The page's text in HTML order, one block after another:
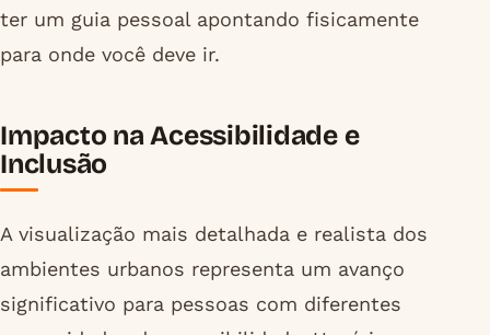
ter um guia pessoal apontando fisicamente
para onde você deve ir.
Impacto na Acessibilidade e
Inclusão
A visualização mais detalhada e realista dos
ambientes urbanos representa um avanço
significativo para pessoas com diferentes